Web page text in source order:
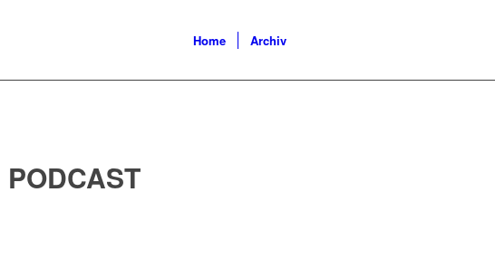
Home Archiv
PODCAST